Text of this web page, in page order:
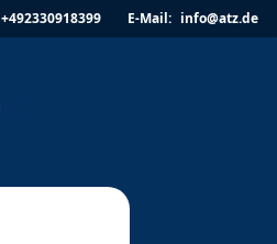
+492330918399 E-Mail: info@atz.de